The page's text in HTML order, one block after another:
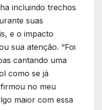
incluindo trechos
suas
e o impacto
sua atenção. “Foi
cantando uma
como se já
no meu
maior com essa